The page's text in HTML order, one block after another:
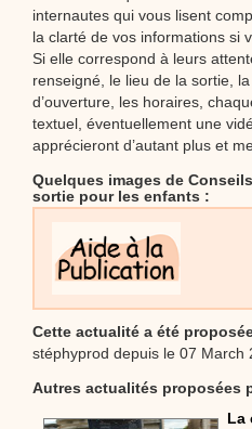
internautes qui vous lisent
la clarté de vos informations si
Si elle correspond à leurs
renseigné, le lieu de la sortie,
d’ouverture, les horaires,
textuel, éventuellement une
apprécieront d’autant plus et
Quelques images de
sortie pour les enfants :
Cette actualité a été
stéphyprod depuis le 07 March
Autres actualités proposées
La